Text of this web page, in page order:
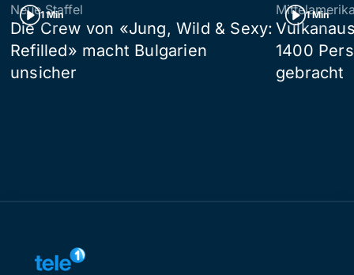
1 Min
Neue Staffel
Die Crew von «Jung, Wild & Sexy:
Refilled» macht Bulgarien
unsicher
1 Min
1400
gebracht